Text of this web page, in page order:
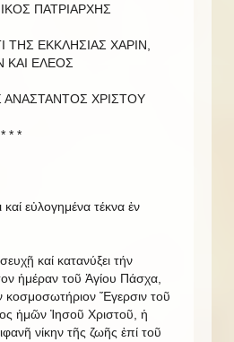
ΠΑΤΡΙΑΡΧΗΣ
ΕΚΚΛΗΣΙΑΣ ΧΑΡΙΝ,
ΚΑΙ EΛΕΟΣ
ΧΡΙΣΤΟΥ
* * *
καί εὐλογημένα τέκνα ἐν
καί κατανύξει τήν
ἡμέραν τοῦ Ἁγίου Πάσχα,
κοσμοσωτήριον Ἔγερσιν τοῦ
ἡμῶν Ἰησοῦ Χριστοῦ, ἡ
νίκην τῆς ζωῆς ἐπί τοῦ